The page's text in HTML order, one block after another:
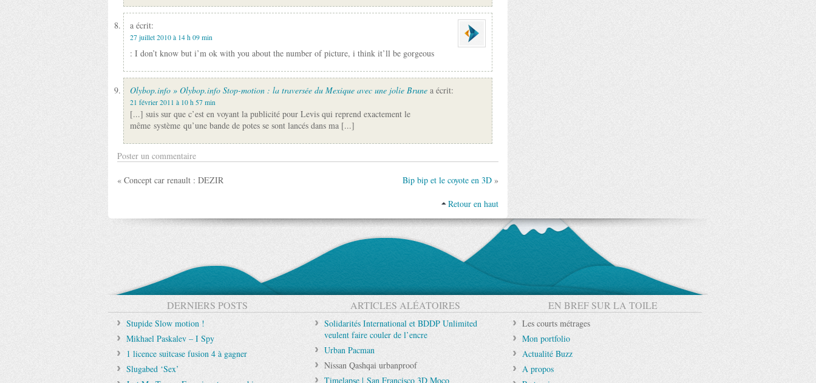
a écrit:
27 juillet 2010 à 14 h 09 min
: I don’t know but i’m ok with you about the number of picture, i think it’ll be gorgeous
Olybop.info » Olybop.info Stop-motion : la traversée du Mexique avec une jolie Brune a écrit:
21 février 2011 à 10 h 57 min
[...] suis sur que c’est en voyant la publicité pour Levis qui reprend exactement le
même système qu’une bande de potes se sont lancés dans ma [...]
Poster un commentaire
« Concept car renault : DEZIR Bip bip et le coyote en 3D »
Retour en haut
DERNIERS POSTS
Stupide Slow motion !
Mikhael Paskalev – I Spy
1 licence suitcase fusion 4 à gagner
Slugabed ‘Sex’
ARTICLES ALÉATOIRES
Solidarités International et BDDP Unlimited
veulent faire couler de l’encre
Urban Pacman
Nissan Qashqai urbanproof
Timelapse | San Francisco 3D Moco
EN BREF SUR LA TOILE
Les courts métrages
Mon portfolio
Actualité Buzz
A propos